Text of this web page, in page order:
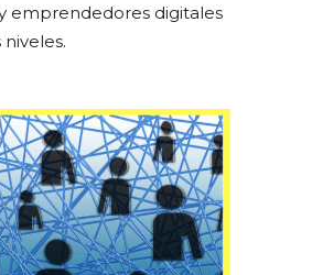
emprendedores digitales